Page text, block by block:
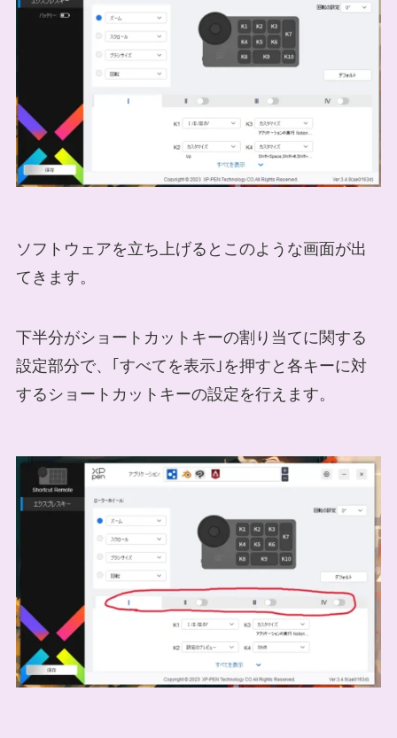
ソフトウェアを立ち上げるとこのような画面が出
てきます。
下半分がショートカットキーの割り当てに関する
設定部分で、｢すべてを表示｣を押すと各キーに対
するショートカットキーの設定を行えます。